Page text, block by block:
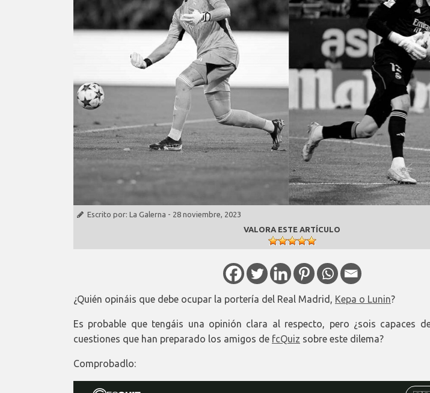
Escrito por: La Galerna - 28 noviembre, 2023
VALORA ESTE ARTÍCULO
¿Quién opináis que debe ocupar la portería del Real Madrid, Kepa o Lunin?
Es probable que tengáis una opinión clara al respecto, pero ¿sois capaces
cuestiones que han preparado los amigos de fcQuiz sobre este dilema?
Comprobadlo: